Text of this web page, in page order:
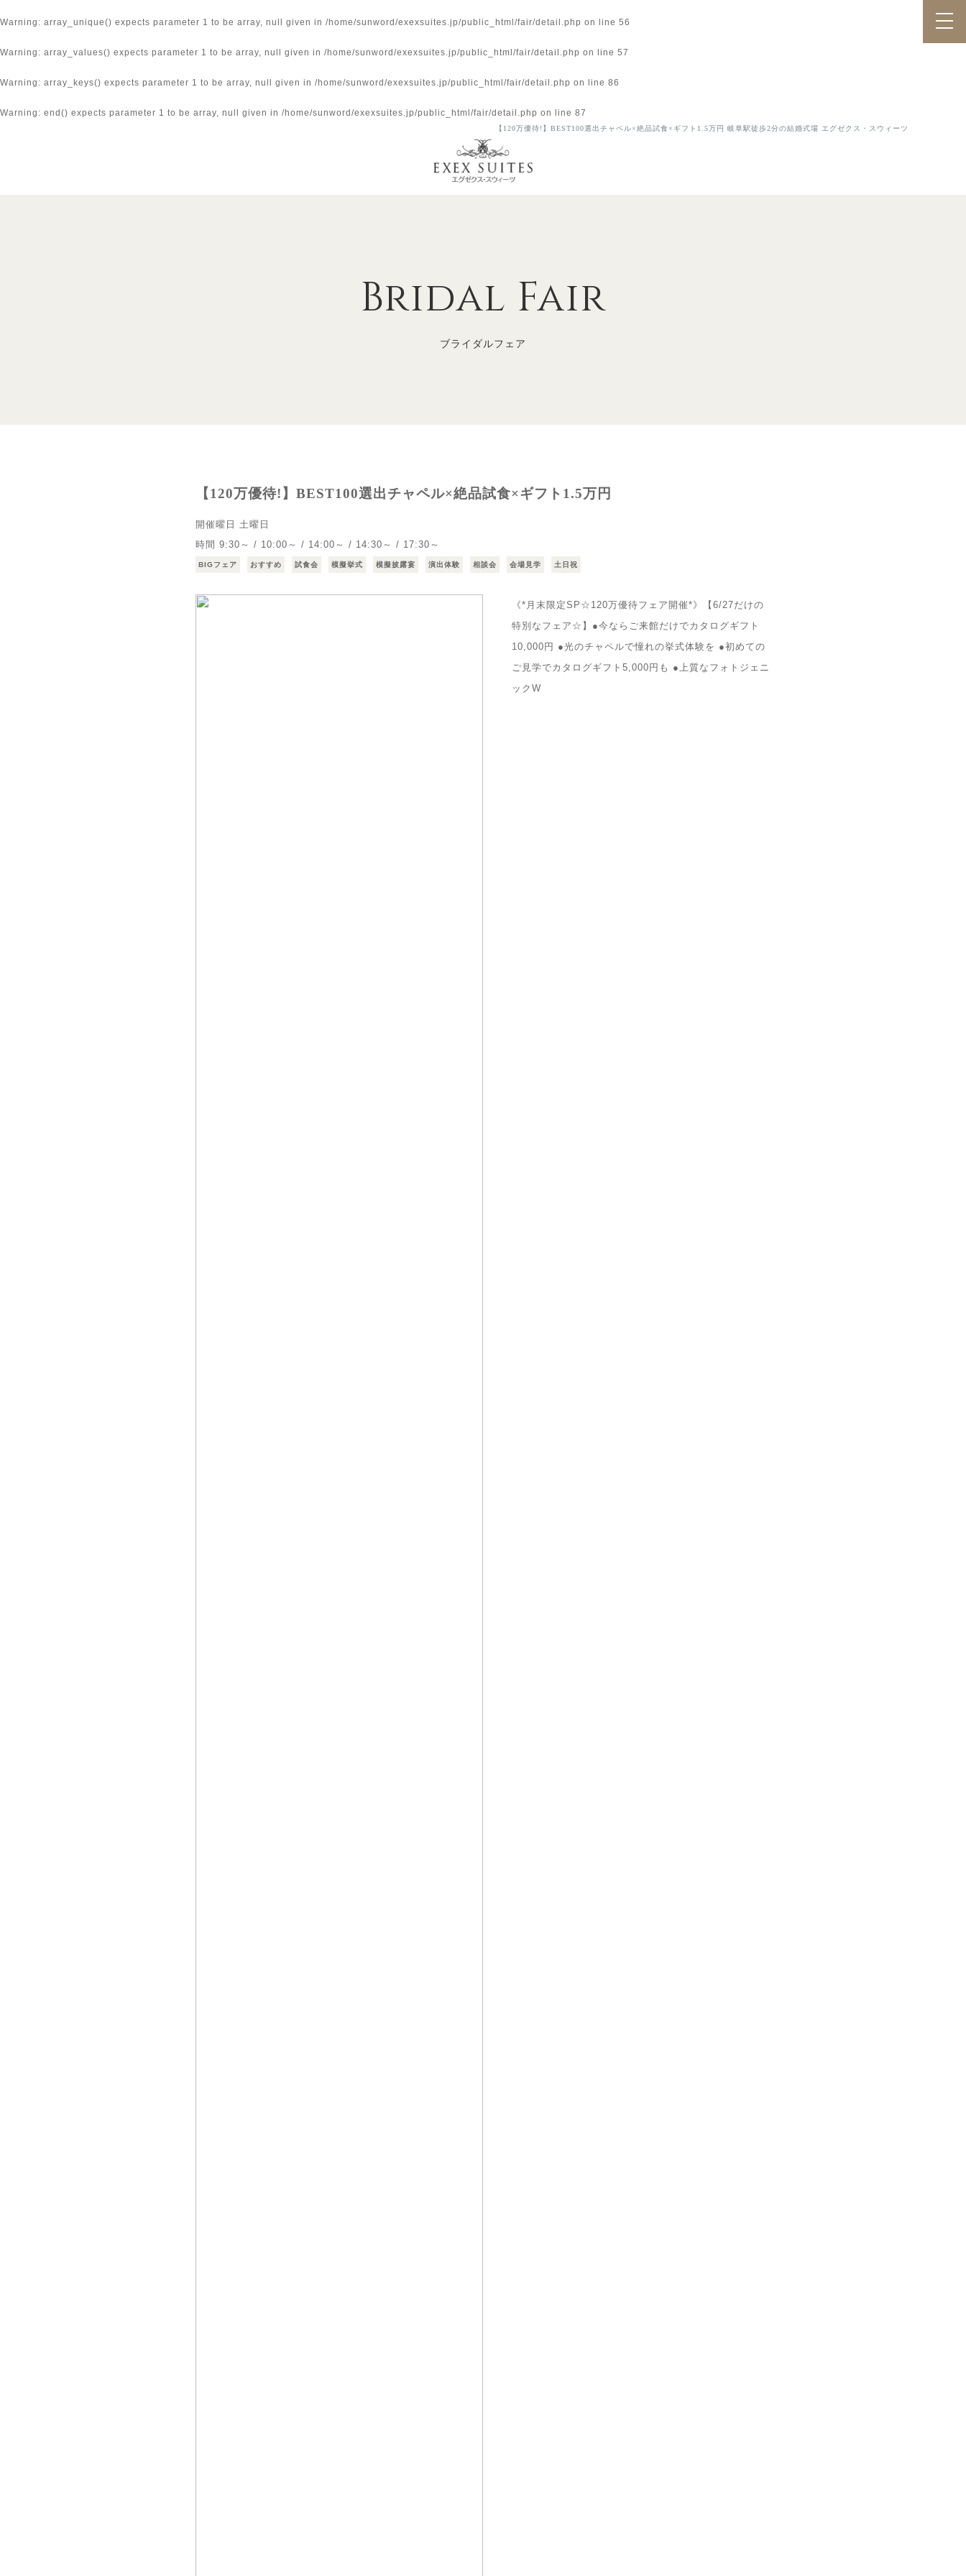
Warning : array_unique() expects parameter 1 to be array, null given in /home/sunword/exexsuites.jp/public_html/fair/detail.php on line 56
Warning : array_values() expects parameter 1 to be array, null given in /home/sunword/exexsuites.jp/public_html/fair/detail.php on line 57
Warning : array_keys() expects parameter 1 to be array, null given in /home/sunword/exexsuites.jp/public_html/fair/detail.php on line 86
Warning : end() expects parameter 1 to be array, null given in /home/sunword/exexsuites.jp/public_html/fair/detail.php on line 87
【120万優待!】BEST100選出チャペル×絶品試食×ギフト1.5万円 岐阜駅徒歩2分の結婚式場 エグゼクス・スウィーツ
Bridal Fair
ブライダルフェア
【120万優待!】BEST100選出チャペル×絶品試食×ギフト1.5万円
開催曜日 土曜日
時間 9:30～ / 10:00～ / 14:00～ / 14:30～ / 17:30～
BIGフェア おすすめ 試食会 模擬挙式 模擬披露宴 演出体験 相談会 会場見学 土日祝
《*月末限定SP☆120万優待フェア開催*》【6/27だけの
特別なフェア☆】●今ならご来館だけでカタログギフト
10,000円 ●光のチャペルで憧れの挙式体験を ●初めての
ご見学でカタログギフト5,000円も ●上質なフォトジェニ
ックW